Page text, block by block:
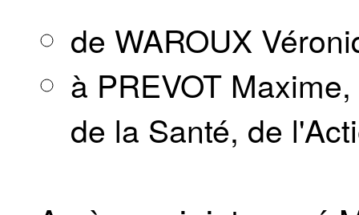
de WAROUX
à PREVOT
de la Santé, de